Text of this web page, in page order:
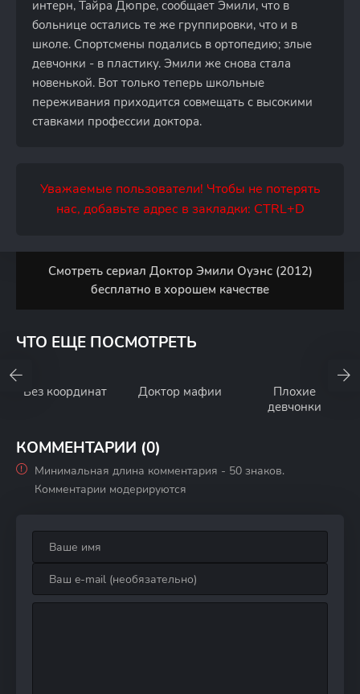
интерн, Тайра Дюпре, сообщает Эмили, что в
больнице остались те же группировки, что и в
школе. Спортсмены подались в ортопедию; злые
девчонки - в пластику. Эмили же снова стала
новенькой. Вот только теперь школьные
переживания приходится совмещать с высокими
ставками профессии доктора.
Уважаемые пользователи! Чтобы не потерять
нас, добавьте адрес в закладки: CTRL+D
Смотреть сериал Доктор Эмили Оуэнс (2012)
бесплатно в хорошем качестве
ЧТО ЕЩЕ ПОСМОТРЕТЬ
Без координат Доктор мафии
Плохие
девчонки
КОММЕНТАРИИ (0)
Минимальная длина комментария - 50 знаков.
Комментарии модерируются